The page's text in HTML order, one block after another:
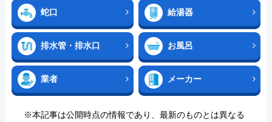
蛇口 給湯器
排水管・排水口 お風呂
業者 メーカー
※本記事は公開時点の情報であり、最新のものとは異なる